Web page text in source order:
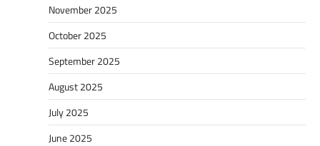
November 2025
October 2025
September 2025
August 2025
July 2025
June 2025